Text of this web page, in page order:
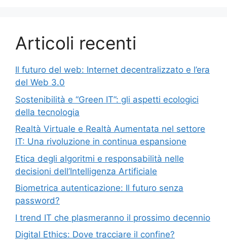
Articoli recenti
Il futuro del web: Internet decentralizzato e l’era
del Web 3.0
Sostenibilità e “Green IT”: gli aspetti ecologici
della tecnologia
Realtà Virtuale e Realtà Aumentata nel settore
IT: Una rivoluzione in continua espansione
Etica degli algoritmi e responsabilità nelle
decisioni dell’Intelligenza Artificiale
Biometrica autenticazione: Il futuro senza
password?
I trend IT che plasmeranno il prossimo decennio
Digital Ethics: Dove tracciare il confine?